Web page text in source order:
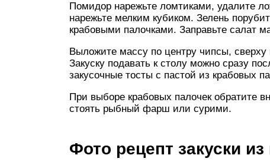
Помидор нарежьте ломтиками, удалите
нарежьте мелким кубиком. Зелень
крабовыми палочками. Заправьте салат
Выложите массу по центру чипсы, сверху
Закуску подавать к столу можно сразу
закусочные тосты с пастой из крабовых
При выборе крабовых палочек обратите
стоять рыбный фарш или сурими.
Фото рецепт закуски